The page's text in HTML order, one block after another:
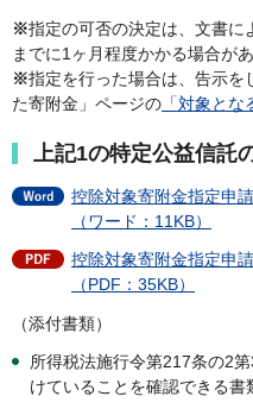
※指定の可否の決定は、文書に
までに1ヶ月程度かかる場合があ
※指定を行った場合は、告示を
た寄附金」ページの 「対象とな
上記1の特定公益信託
控除対象寄附金指定申
（ワード：11KB）
控除対象寄附金指定申
（PDF：35KB）
（添付書類）
所得税法施行令第217条の2
けていることを確認できる書